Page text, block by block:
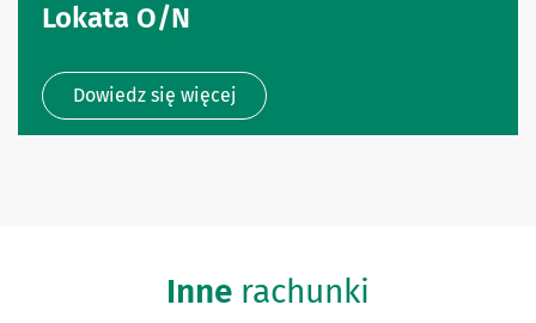
Lokata O/N
Dowiedz się więcej
Inne rachunki